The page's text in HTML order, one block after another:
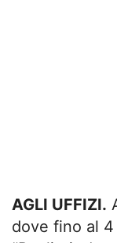
AGLI UFFIZI.
dove fino al